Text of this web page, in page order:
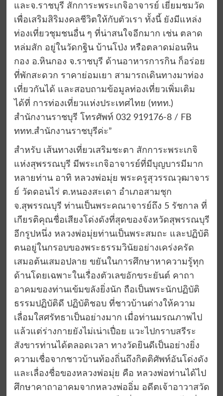
และจ.ราชบุรี สักการะพระเกจิอาจารย์ เยี่ยมชมวัด
เพื่อเสริมสิริมงคลชีวิตให้กับตัวเรา ทั้งนี้ ยังมีแหล่ง
ท่องเที่ยวชุมชนอื่น ๆ ที่น่าสนใจอีกมาก เช่น ตลาด
หล่มสัก อยู่ในวัดกฐิน บ้านโป่ง หรือตลาดม่อนหิน
กอง อ.หินกอง จ.ราชบุรี ด้านอาหารการกิน ก็อร่อย
ที่พักสะดวก ราคาย่อมเยา สามารถเดินทางมาท่อง
เที่ยวกันได้ และสอบถามข้อมูลท่องเที่ยวเพิ่มเติม
ได้ที่ การท่องเที่ยวแห่งประเทศไทย (ททท.)
สำนักงานราชบุรี โทรศัพท์ 032 919176-8 / FB
ททท.สำนักงานราชบุรีค่ะ”
สำหรับ เส้นทางเที่ยวเสริมชะตา สักการะพระเกจิ
แห่งสุพรรณบุรี มีพระเกจิอาจารย์ที่มีบุญบารมีมาก
หลายท่าน อาทิ หลวงพ่อมุ่ย พระครูสุวรรณวุฒาจาร
ย์ วัดดอนไร่ ต.หนองสะเดา อำเภอสามชุก
จ.สุพรรณบุรี ท่านเป็นพระคณาจารย์ถึง 5 รัชกาล ที่
เกียรติคุณชื่อเสียงโด่งดังที่สุดของจังหวัดสุพรรณบุรี
อีกรูปหนึ่ง หลวงพ่อมุ่ยท่านเป็นพระสมถะ และปฏิบัติ
ตนอยู่ในกรอบของพระธรรมวินัยอย่างเคร่งครัด
เสมอต้นเสมอปลาย ขยันในการศึกษาหาความรู้ทุก
ด้านโดยเฉพาะในเรื่องตัวเลขอักขระยันต์ คาถา
อาคมของท่านเข้มขลังยิ่งนัก ถือเป็นพระนักปฏิบัติ
ธรรมปฏิบัติดี ปฏิบัติชอบ ที่ชาวบ้านต่างให้ความ
เลื่อมใสศรัทธาเป็นอย่างมาก เมื่อท่านมรณภาพไป
แล้วแต่ร่างกายยังไม่เน่าเปื่อย แวะไปกราบสรีระ
สังขารท่านได้ตลอดเวลา ทางวัดยินดีเป็นอย่างยิ่ง
ความเชื่อจากชาวบ้านท้องถิ่นถึงกิตติศัพท์อันโด่งดัง
และเลื่องชื่อของหลวงพ่อมุ่ย คือ หลวงพ่อท่านได้ไป
ศึกษาคาถาอาคมจากหลวงพ่ออิ่ม อดีตเจ้าอาวาสวัด